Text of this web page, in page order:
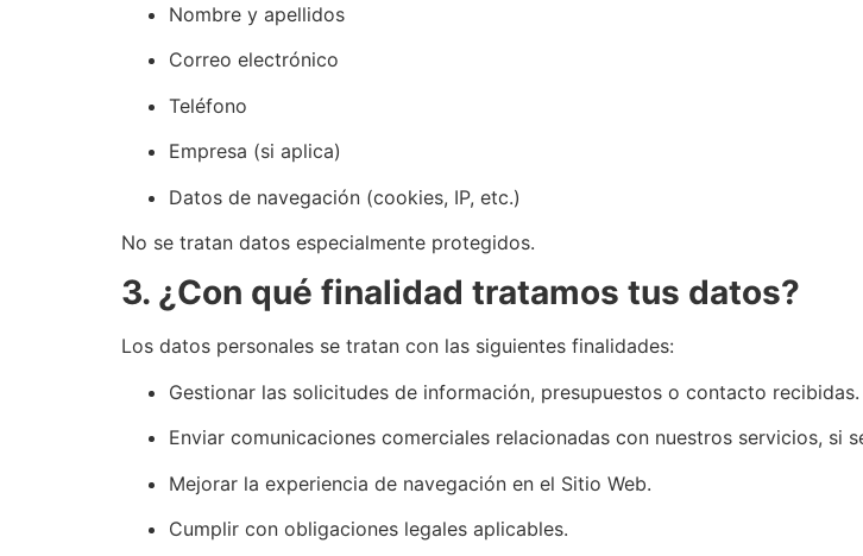
Nombre y apellidos
Correo electrónico
Teléfono
Empresa (si aplica)
Datos de navegación (cookies, IP, etc.)
No se tratan datos especialmente protegidos.
3. ¿Con qué finalidad tratamos tus datos?
Los datos personales se tratan con las siguientes finalidades:
Gestionar las solicitudes de información, presupuestos o contacto recibidas.
Enviar comunicaciones comerciales relacionadas con nuestros servicios, si
Mejorar la experiencia de navegación en el Sitio Web.
Cumplir con obligaciones legales aplicables.